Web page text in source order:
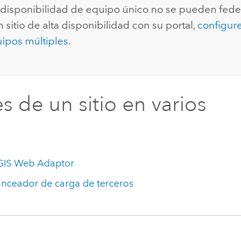
de equipo único no se pueden
sitio de alta disponibilidad con su portal,
múltiples.
de un sitio en varios
Web Adaptor
de carga de terceros